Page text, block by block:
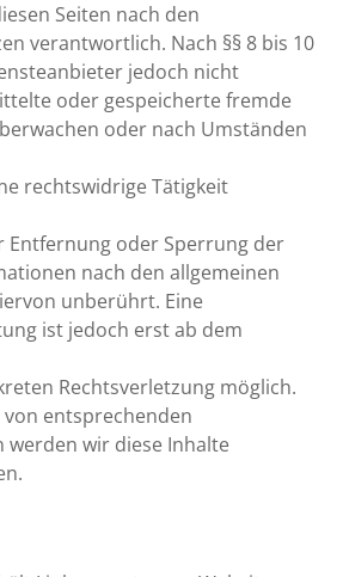
Seiten nach den
verantwortlich. Nach §§ 8 bis 10
jedoch nicht
oder gespeicherte fremde
oder nach Umständen
rechtswidrige Tätigkeit
Entfernung oder Sperrung der
nach den allgemeinen
unberührt. Eine
ist jedoch erst ab dem
Rechtsverletzung möglich.
entsprechenden
werden wir diese Inhalte